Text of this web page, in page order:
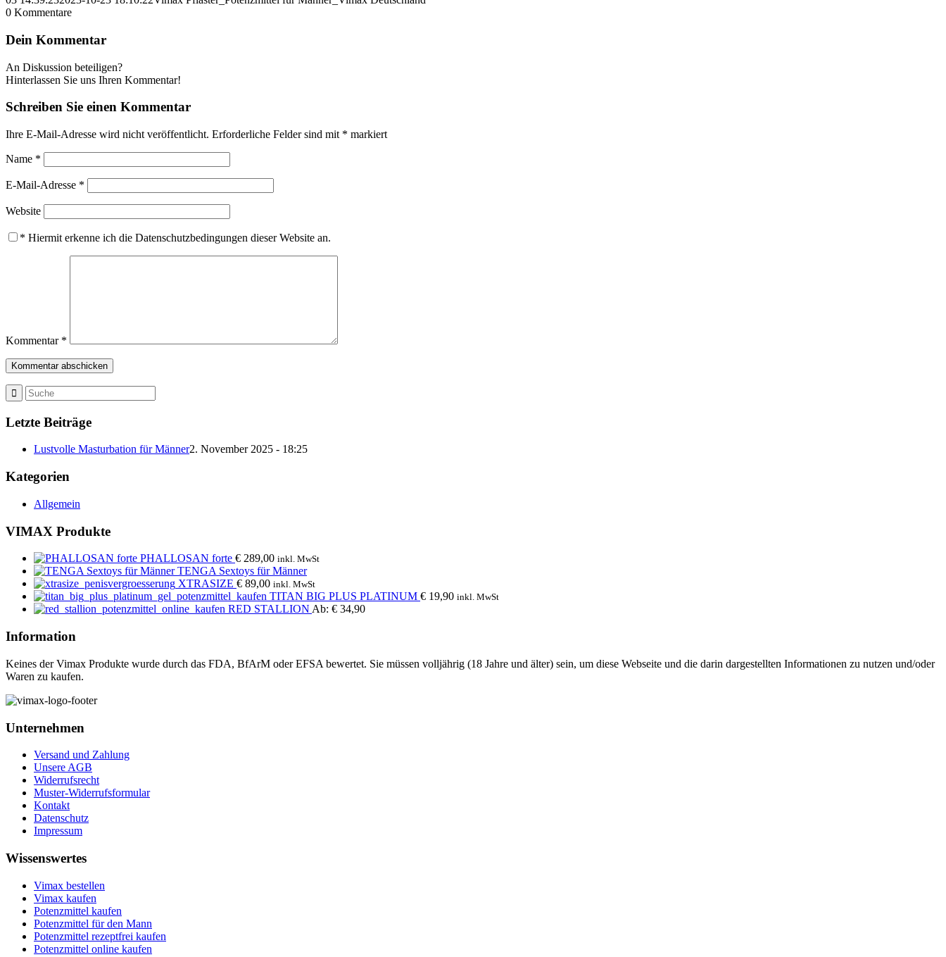
0 Kommentare
Dein Kommentar
An Diskussion beteiligen?
Hinterlassen Sie uns Ihren Kommentar!
Schreiben Sie einen Kommentar
Ihre E-Mail-Adresse wird nicht veröffentlicht. Erforderliche Felder sind mit * markiert
Name *
E-Mail-Adresse *
Website
* Hiermit erkenne ich die Datenschutzbedingungen dieser Website an.
Kommentar *
Letzte Beiträge
Lustvolle Masturbation für Männer2. November 2025 - 18:25
Kategorien
Allgemein
VIMAX Produkte
PHALLOSAN forte € 289,00 inkl. MwSt
TENGA Sextoys für Männer
XTRASIZE € 89,00 inkl. MwSt
TITAN BIG PLUS PLATINUM € 19,90 inkl. MwSt
RED STALLION Ab: € 34,90
Information
Keines der Vimax Produkte wurde durch das FDA, BfArM oder EFSA bewertet. Sie müssen volljährig (18 Jahre und älter) sein, um diese Webseite und die darin dargestellten Informationen zu nutzen und/oder
Waren zu kaufen.
Unternehmen
Versand und Zahlung
Unsere AGB
Widerrufsrecht
Muster-Widerrufsformular
Kontakt
Datenschutz
Impressum
Wissenswertes
Vimax bestellen
Vimax kaufen
Potenzmittel kaufen
Potenzmittel für den Mann
Potenzmittel rezeptfrei kaufen
Potenzmittel online kaufen